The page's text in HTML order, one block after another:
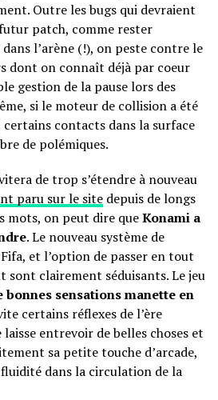
Outre les bugs qui devraient
patch, comme rester
l’arène (!), on peste contre le
dont on connaît déjà par coeur
gestion de la pause lors des
si le moteur de collision a été
contacts dans la surface
de polémiques.
de trop s’étendre à nouveau
paru sur le site depuis de longs
mots, on peut dire queKonami a
. Le nouveau système de
et l’option de passer en tout
sont clairement séduisants. Le jeu
bonnes sensations manette en
certains réflexes de l’ère
laisse entrevoir de belles choses et
sa petite touche d’arcade,
dans la circulation de la